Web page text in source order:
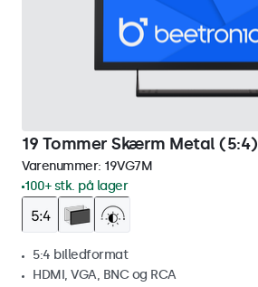
19 Tommer Skærm Metal (5:4)
Varenummer: 19VG7M
100+ stk. på lager
5:4 billedformat
HDMI, VGA, BNC og RCA